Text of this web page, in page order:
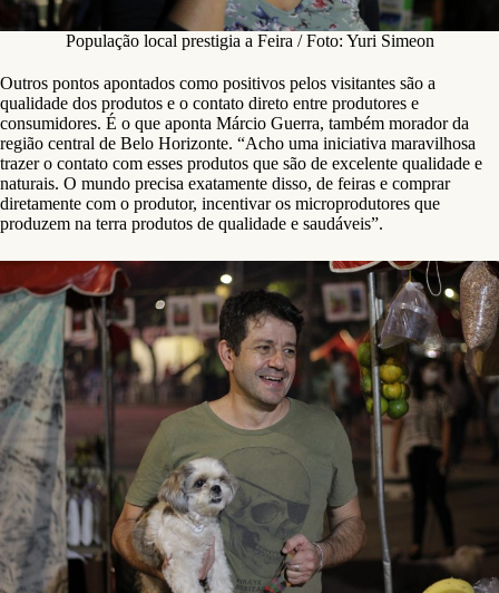
População local prestigia a Feira / Foto: Yuri Simeon
Outros pontos apontados como positivos pelos visitantes são a
qualidade dos produtos e o contato direto entre produtores e
consumidores. É o que aponta Márcio Guerra, também morador da
região central de Belo Horizonte. “Acho uma iniciativa maravilhosa
trazer o contato com esses produtos que são de excelente qualidade e
naturais. O mundo precisa exatamente disso, de feiras e comprar
diretamente com o produtor, incentivar os microprodutores que
produzem na terra produtos de qualidade e saudáveis”.